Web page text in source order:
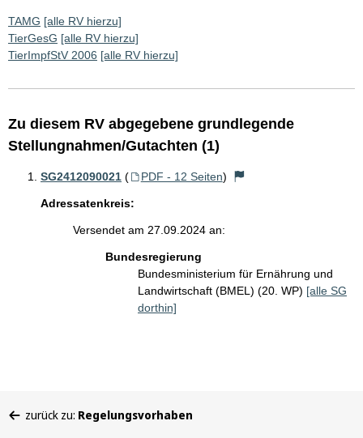
TAMG [alle RV hierzu]
TierGesG [alle RV hierzu]
TierImpfStV 2006 [alle RV hierzu]
Zu diesem RV abgegebene grundlegende
Stellungnahmen/Gutachten (1)
SG2412090021 ( PDF - 12 Seiten)
Adressatenkreis:
Versendet am 27.09.2024 an:
Bundesregierung
Bundesministerium für Ernährung und
Landwirtschaft (BMEL) (20. WP) [alle SG
dorthin]
befinden
zurück zu: Regelungsvorhaben